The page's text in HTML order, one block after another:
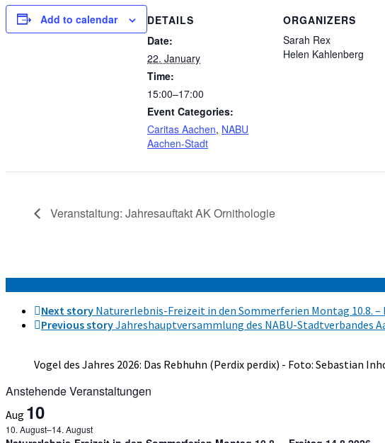
Add to calendar
DETAILS
Date:
22. January
Time:
15:00–17:00
Event Categories:
Caritas Aachen, NABU
Aachen-Stadt
ORGANIZERS
Sarah Rex
Helen Kahlenberg
Veranstaltung: Jahresauftakt AK Ornithologie
Next story Naturerlebnis-Freizeit in den Sommerferien Montag 10.8. –
Previous storyJahreshauptversammlung des NABU-Stadtverbandes
Vogel des Jahres 2026: Das Rebhuhn (Perdix perdix) - Foto: Sebastian
Anstehende Veranstaltungen
Aug 10
10. August–14. August